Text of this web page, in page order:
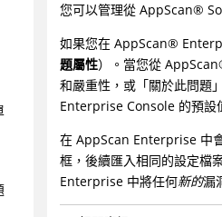
您可以管理從AppScan®
如果您在AppScan®
題屬性）。當您從AppScan
和嚴重性，或「關於此問題
Enterprise Console 的預設
在 AppScan Enterprise 中
框，後續匯入相同的設定檔
Enterprise 中將任何新的漏